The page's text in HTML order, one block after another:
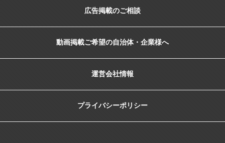
広告掲載のご相談
動画掲載ご希望の自治体・企業様へ
運営会社情報
プライバシーポリシー